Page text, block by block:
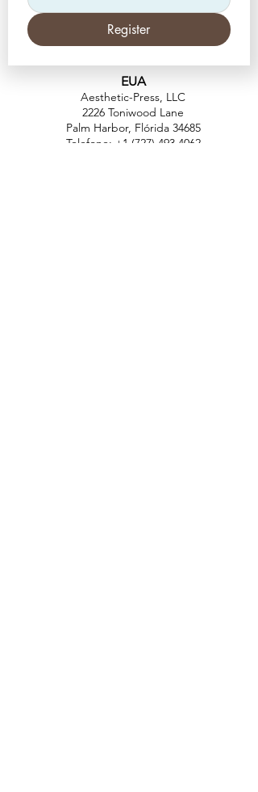
Register
EUA
Aesthetic-Press, LLC
2226 Toniwood Lane
Palm Harbor, Flórida 34685
Telefone: +1 (727) 493 4062